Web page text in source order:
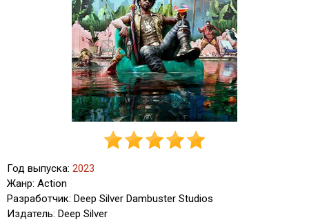
Год выпуска: 2023
Жанр: Action
Разработчик: Deep Silver Dambuster Studios
Издатель: Deep Silver